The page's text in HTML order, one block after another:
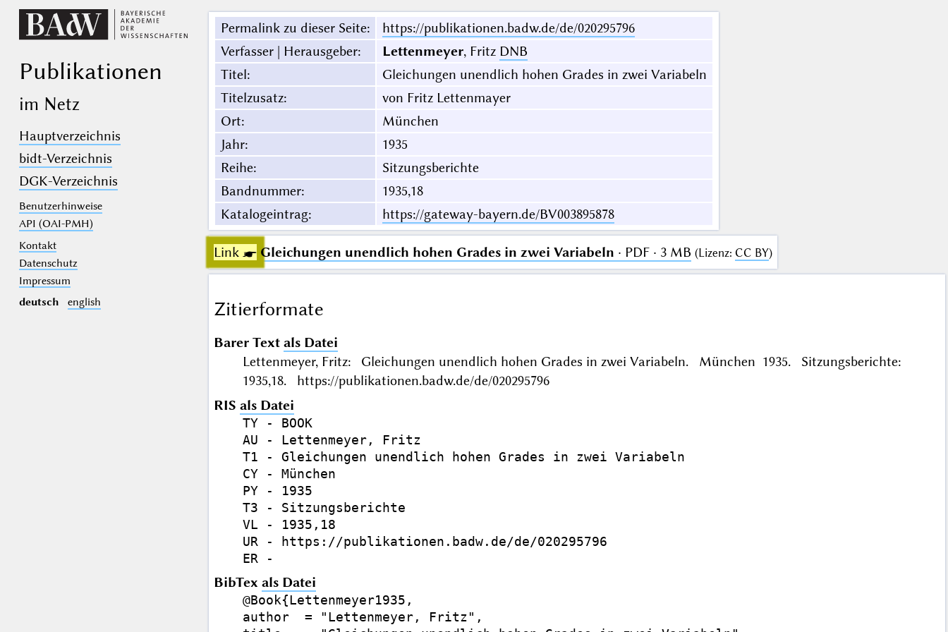
Publikationen
im Netz
Hauptverzeichnis
bidt-Verzeichnis
DGK-Verzeichnis
Benutzerhinweise
API (OAI-PMH)
Kontakt
Datenschutz
Impressum
deutsch
english
Permalink zu dieser Seite:
https://publikationen.badw.de/de/020295796
Verfasser | Herausgeber: Lettenmeyer, Fritz DNB
Titel:
Gleichungen unendlich hohen Grades in zwei Variabeln
Titelzusatz:
von Fritz Lettenmayer
Ort:
München
Jahr:
1935
Reihe:
Sitzungsberichte
Bandnummer:
1935,18
Katalogeintrag: https://gateway-bayern.de/BV003895878
Link ☛ Gleichungen unendlich hohen Grades in zwei Variabeln · PDF · 3 MB (Lizenz: CC BY)
Zitierformate
Barer Text als Datei
Lettenmeyer, Fritz: Gleichungen unendlich hohen Grades in zwei Variabeln. München 1935. Sitzungsberichte:
1935,18. https://publikationen.badw.de/de/020295796
RIS als Datei
TY - BOOK
AU - Lettenmeyer, Fritz
T1 - Gleichungen unendlich hohen Grades in zwei Variabeln
CY - München
PY - 1935
T3 - Sitzungsberichte
VL - 1935,18
UR - https://publikationen.badw.de/de/020295796
BibTex als Datei
@Book{Lettenmeyer1935,
author  = "Lettenmeyer, Fritz",